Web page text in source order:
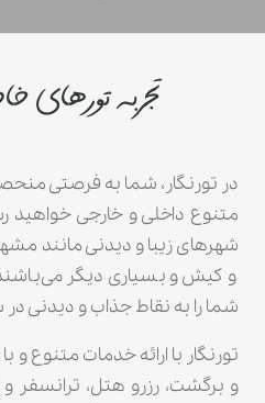
تجربه تورهای
در تورنگار، شما به فرصتی
متنوع داخلی و خارجی
شهرهای زیبا و دیدنی مانند
و کیش و بسیاری دیگر
شما را به نقاط جذاب و دیدنی
تورنگار با ارائه خدمات متنوع
و برگشت، رزرو هتل، ترانسفر